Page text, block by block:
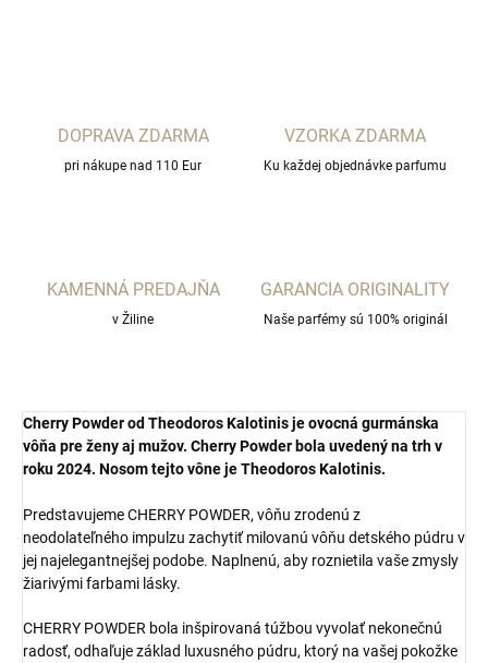
DOPRAVA ZDARMA
pri nákupe nad 110 Eur
VZORKA ZDARMA
Ku každej objednávke parfumu
KAMENNÁ PREDAJŇA
v Žiline
GARANCIA ORIGINALITY
Naše parfémy sú 100% originál
Cherry Powderod Theodoros Kalotinisje ovocná gurmánska
vôňa pre ženy aj mužov. Cherry Powder bola uvedený na trh v
roku 2024. Nosom tejto vône je Theodoros Kalotinis.
Predstavujeme CHERRY POWDER, vôňu zrodenú z
neodolateľného impulzu zachytiť milovanú vôňu detského púdru v
jej najelegantnejšej podobe. Naplnenú, aby roznietila vaše zmysly
žiarivými farbami lásky.
CHERRY POWDER bola inšpirovaná túžbou vyvolať nekonečnú
radosť, odhaľuje základ luxusného púdru, ktorý na vašej pokožke